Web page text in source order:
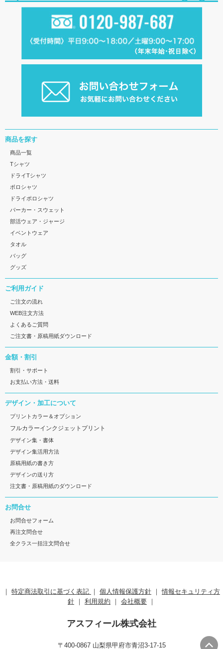
商品を探す
商品一覧
Tシャツ
ドライTシャツ
ポロシャツ
ドライポロシャツ
パーカー・スウェット
部活ウェア・ジャージ
イベントウェア
タオル
バッグ
グッズ
ご利用ガイド
ご注文の流れ
WEB注文方法
よくあるご質問
ご注文書・原稿用紙ダウンロード
金額・割引
割引・サポート
お支払い方法・送料
デザイン・加工について
プリントカラー＆オプション
フルカラーインクジェットプリント
デザイン集・書体
デザイン集活用方法
原稿用紙の書き方
デザインの送り方
注文書・原稿用紙のダウンロード
お問合せ
お問合せフォーム
再注文問合せ
全クラス一括注文問合せ
｜ 特定商法取引に基づく表記 ｜ 個人情報保護方針 ｜情報セキュリティ方
針 ｜ 利用規約 ｜ 会社概要 ｜
アスフィール株式会社
〒400-0867 山梨県甲府市青沼3-17-15